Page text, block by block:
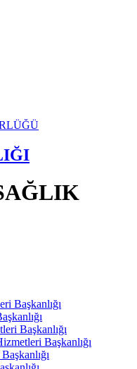
Başkanlığı
Başkanlığı
Başkanlığı